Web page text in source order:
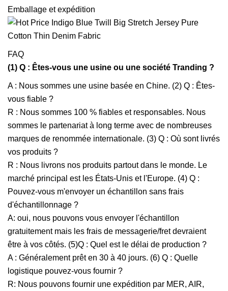
Emballage et expédition
FAQ
(1) Q : Êtes-vous une usine ou une société Tranding ?
A : Nous sommes une usine basée en Chine. (2) Q : Êtes-
vous fiable ?
R : Nous sommes 100 % fiables et responsables. Nous
sommes le partenariat à long terme avec de nombreuses
marques de renommée internationale. (3) Q : Où sont livrés
vos produits ?
R : Nous livrons nos produits partout dans le monde. Le
marché principal est les États-Unis et l'Europe. (4) Q :
Pouvez-vous m'envoyer un échantillon sans frais
d'échantillonnage ?
A: oui, nous pouvons vous envoyer l'échantillon
gratuitement mais les frais de messagerie/fret devraient
être à vos côtés. (5)Q : Quel est le délai de production ?
A : Généralement prêt en 30 à 40 jours. (6) Q : Quelle
logistique pouvez-vous fournir ?
R: Nous pouvons fournir une expédition par MER, AIR,